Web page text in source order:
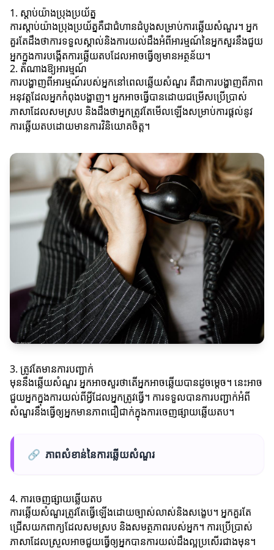
1. ស្តាប់យ៉ាងប្រុងប្រយ័ត្ន
ការស្តាប់យ៉ាងប្រុងប្រយ័ត្នគឺជាជំហានដំបូងសម្រាប់ការឆ្លើយសំណួរ។ អ្នក
គួរតែដឹងថាការទទួលស្គាល់និងការយល់ដឹងអំពីអារម្មណ៍នៃអ្នកសួរនឹងជួយ
អ្នកក្នុងការបង្កើតការឆ្លើយតបដែលអាចធ្វើឲ្យមានអត្ថន័យ។
2. តំណាងឱ្យអារម្មណ៍
ការបង្ហាញពីអារម្មណ៍របស់អ្នកនៅពេលឆ្លើយសំណួរ គឺជាការបង្ហាញពីភាព
អនុវត្តដែលអ្នកកំពុងបង្ហាញ។ អ្នកអាចធ្វើបានដោយជម្រើសប្រើប្រាស់
ភាសាដែលសមស្រប និងដឹងថាអ្នកត្រូវតែមើលឡើងសម្រាប់ការផ្តល់នូវ
ការឆ្លើយតបដោយមានការវិនិយោគចិត្ត។
3. ត្រូវតែមានការបញ្ជាក់
មុននឹងឆ្លើយសំណួរ អ្នកអាចសួរថាតើអ្នកអាចឆ្លើយបានដូចម្តេច។ នេះអាច
ជួយអ្នកក្នុងការយល់ពីអ្វីដែលអ្នកត្រូវធ្វើ។ ការទទួលបានការបញ្ជាក់អំពី
សំណួរនឹងធ្វើឲ្យអ្នកមានភាពជឿជាក់ក្នុងការចេញផ្សាយឆ្លើយតប។
🔗 ភាពសំខាន់នៃការឆ្លើយសំណួរ
4. ការចេញផ្សាយឆ្លើយតប
ការឆ្លើយសំណួរត្រូវតែធ្វើឡើងដោយច្បាស់លាស់និងសង្ខេប។ អ្នកគួរតែ
ជ្រើសយកពាក្យដែលសមស្រប និងសមត្ថភាពរបស់អ្នក។ ការប្រើប្រាស់
ភាសាដែលស្រួលអាចជួយធ្វើឲ្យអ្នកបានការយល់ដឹងល្អប្រសើរជាងមុន។